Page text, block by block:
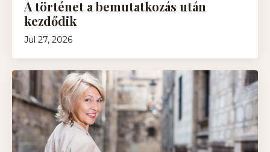
A történet a bemutatkozás után
kezdődik
Jul 27, 2026